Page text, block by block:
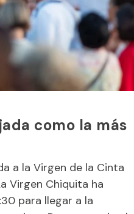
como la más
a la Virgen de la Cinta
Virgen Chiquita ha
para llegar a la